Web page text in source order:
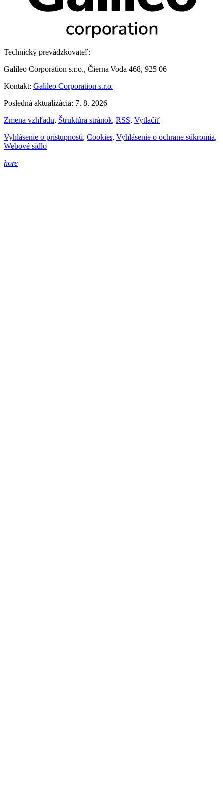
Technický prevádzkovateľ:
Galileo Corporation s.r.o., Čierna Voda 468, 925 06
Kontakt: Galileo Corporation s.r.o.
Posledná aktualizácia: 7. 8. 2026
Zmena vzhľadu, Štruktúra stránok, RSS, Vytlačiť
Vyhlásenie o prístupnosti, Cookies, Vyhlásenie o ochrane súkromia,
Webové sídlo
hore